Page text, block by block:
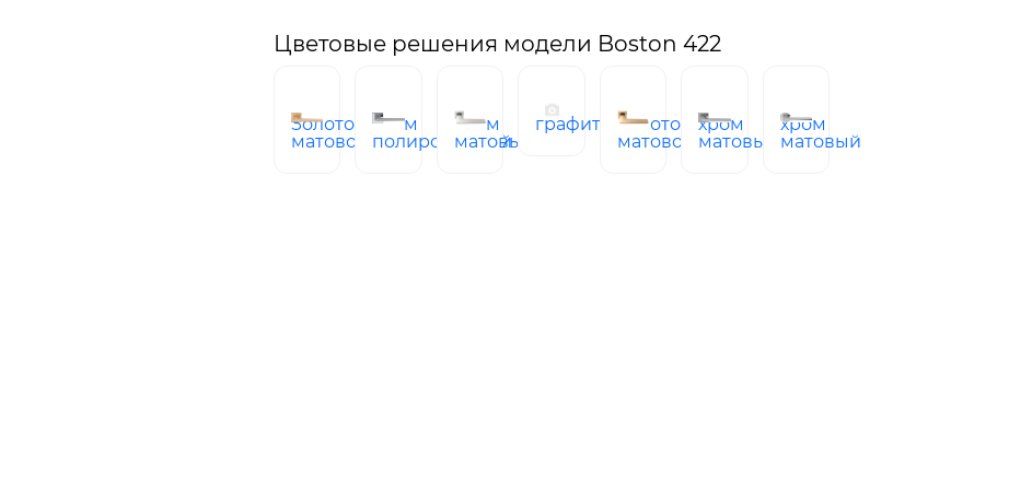
Цветовые решения модели Boston 422
Золото
матовое
хром
полированный
хром
матовый
графит
Золото
матовое
хром
матовый
хром
матовый